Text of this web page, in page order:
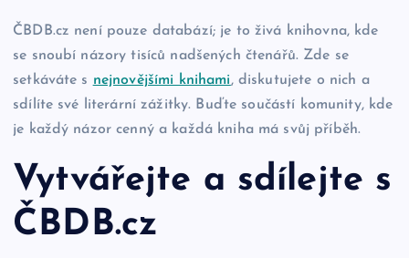
ČBDB.cz není pouze databází; je to živá knihovna, kde
se snoubí názory tisíců nadšených čtenářů. Zde se
setkáváte s nejnovějšími knihami, diskutujete o nich a
sdílíte své literární zážitky. Buďte součástí komunity, kde
je každý názor cenný a každá kniha má svůj příběh.
Vytvářejte a sdílejte s
ČBDB.cz